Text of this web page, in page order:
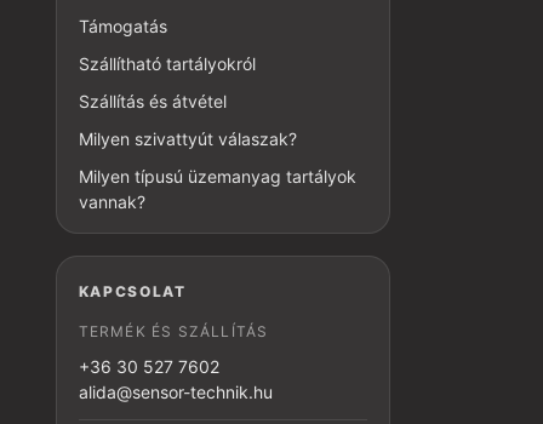
Támogatás
Szállítható tartályokról
Szállítás és átvétel
Milyen szivattyút válaszak?
Milyen típusú üzemanyag tartályok
vannak?
KAPCSOLAT
TERMÉK ÉS SZÁLLÍTÁS
+36 30 527 7602
alida@sensor-technik.hu